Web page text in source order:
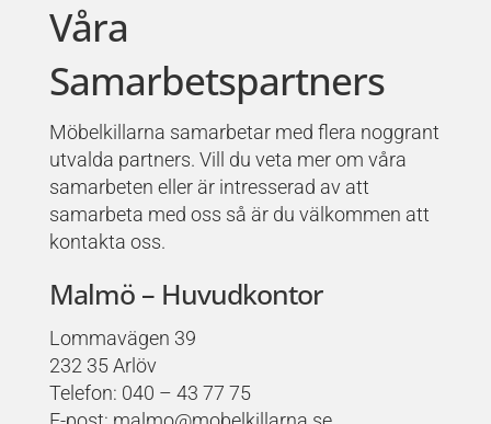
Våra
Samarbetspartners
Möbelkillarna samarbetar med flera noggrant
utvalda partners. Vill du veta mer om våra
samarbeten eller är intresserad av att
samarbeta med oss så är du välkommen att
kontakta oss.
Malmö – Huvudkontor
Lommavägen 39
232 35 Arlöv
Telefon: 040 – 43 77 75